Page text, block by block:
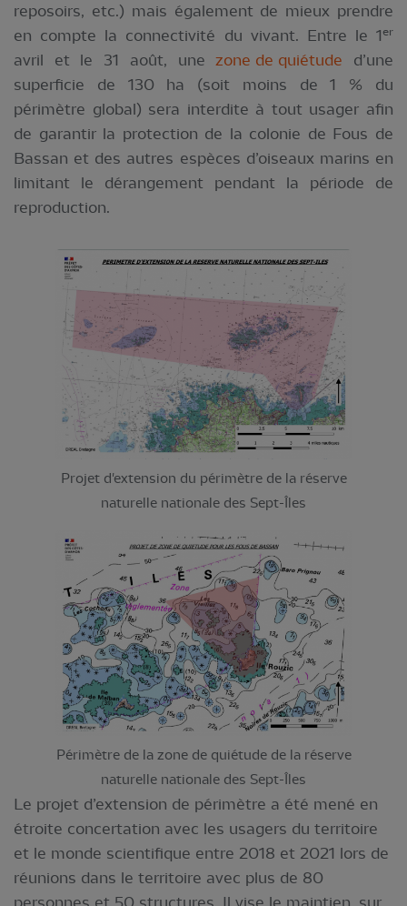
reposoirs, etc.) mais également de mieux prendre
en compte la connectivité du vivant. Entre le 1 er
avril et le 31 août, unezone de quiétude d’une
superficie de 130 ha (soit moins de 1 % du
périmètre global) sera interdite à tout usager afin
de garantir la protection de la colonie de Fous de
Bassan et des autres espèces d’oiseaux marins en
limitant le dérangement pendant la période de
reproduction.
Projet d'extension du périmètre de la réserve
naturelle nationale des Sept-Îles
Périmètre de la zone de quiétude de la réserve
naturelle nationale des Sept-Îles
Le projet d’extension de périmètre a été mené en
étroite concertation avec les usagers du territoire
et le monde scientifique entre 2018 et 2021 lors de
réunions dans le territoire avec plus de 80